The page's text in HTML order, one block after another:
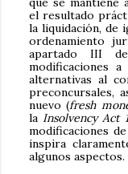
el resultado
la liquidación, de
ordenamiento
apartado III
modificaciones
alternativas al
preconcursales,
nuevo (fresh
la Insolvency Act
modificaciones
inspira
algunos aspectos.